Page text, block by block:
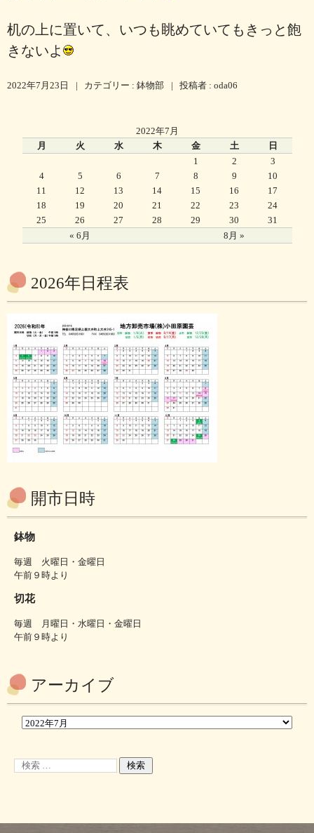
机の上に置いて、いつも眺めていてもきっと飽
きないよ
2022年7月23日 | カテゴリー : 鉢物部 | 投稿者 : oda06
2022年7月
月
火 水 木 金 土 日
« 6月 8月 »
1 2
3
4
5 6 7 8 9
10
11
12 13 14 15 16
17
18
19 20 21 22 23
24
25
26 27 28 29 30 31
2026年日程表
開市日時
鉢物
毎週 火曜日・金曜日
午前９時より
切花
毎週 月曜日・水曜日・金曜日
午前９時より
アーカイブ